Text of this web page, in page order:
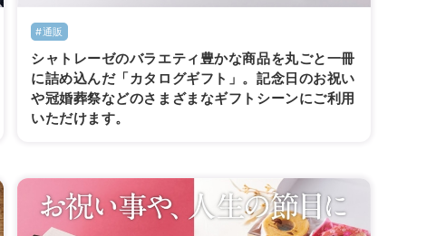
#通販
シャトレーゼのバラエティ豊かな商品を丸ごと一冊
に詰め込んだ「カタログギフト」。記念日のお祝い
や冠婚葬祭などのさまざまなギフトシーンにご利用
いただけます。